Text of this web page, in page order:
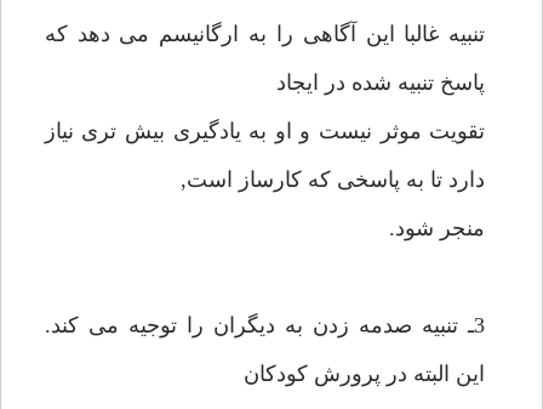
تنبيه غالبا اين آگاهى را به ارگانيسم مى دهد كه
پاسخ تنبيه شده در ايجاد
تقويت موثر نيست و او به يادگيرى بيش ترى نياز
دارد تا به پاسخى كه كارساز است,
منجر شود.
3ـ تنبيه صدمه زدن به ديگران را توجيه مى كند.
اين البته در پرورش كودكان